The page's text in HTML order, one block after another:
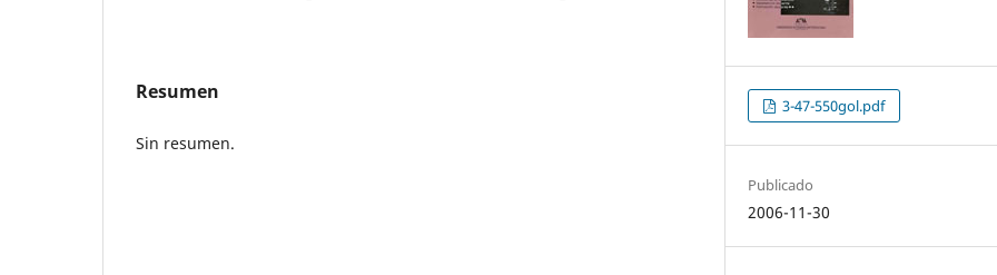
Resumen
Sin resumen.
3-47-550gol.pdf
Publicado
2006-11-30